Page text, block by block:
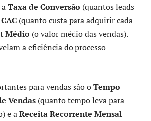
Taxa de Conversão (quantos leads
CAC (quanto custa para adquirir cada
Médio (o valor médio das vendas).
a eficiência do processo
para vendas são oTempo
Vendas (quanto tempo leva para
e aReceita Recorrente Mensal